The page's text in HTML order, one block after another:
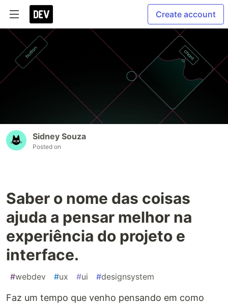
Create account
Sidney Souza
Posted on
Saber o nome das coisas
ajuda a pensar melhor na
experiência do projeto e
interface.
#webdev #ux #ui #designsystem
Faz um tempo que venho pensando em como